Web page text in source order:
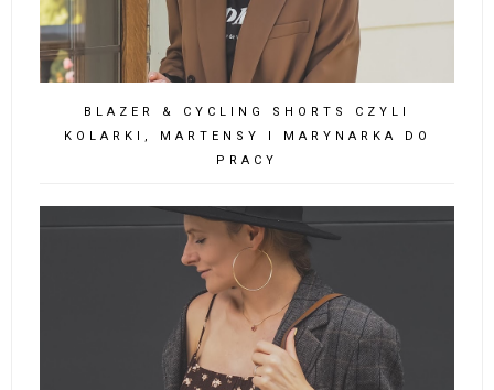
BLAZER & CYCLING SHORTS CZYLI
KOLARKI, MARTENSY I MARYNARKA DO
PRACY